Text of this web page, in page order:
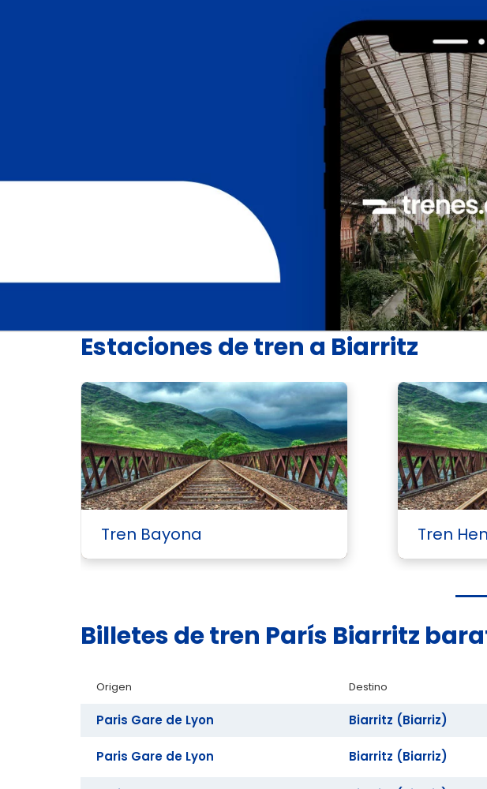
Estaciones de tren a Biarritz
Tren Bayona Tren
Billetes de tren París Biarritz
Origen Destino
Paris Gare de Lyon Biarritz (Biarriz)
Paris Gare de Lyon Biarritz (Biarriz)